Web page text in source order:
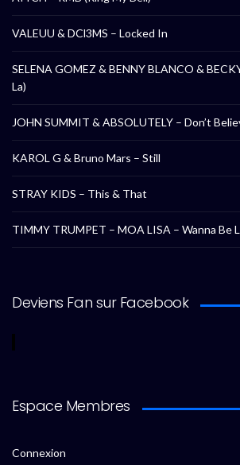
VALEUU & DCl3MS – Locked In
SELENA GOMEZ & BENNY BLANCO &
La)
JOHN SUMMIT & ABSOLUTELY – Don’t
KAROL G & Bruno Mars – Still
STRAY KIDS – This & That
TIMMY TRUMPET – MOA LISA – Wanna Be
Deviens Fan sur Facebook
Espace Membres
Connexion